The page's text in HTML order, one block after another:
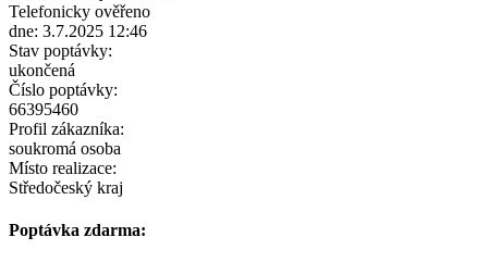
Telefonicky ověřeno
dne: 3.7.2025 12:46
Stav poptávky:
ukončená
Číslo poptávky:
66395460
Profil zákazníka:
soukromá osoba
Místo realizace:
Středočeský kraj
Poptávka zdarma: